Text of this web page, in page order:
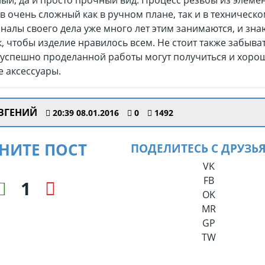
очень сложный как в ручном плане, так и в
своего дела уже много лет этим занимаются, и
чтобы изделие нравилось всем. Не стоит также
проделанной работы могут получиться и
20:39 08.01.2016 0 1492
ПОСТ
1
ПОДЕЛИТЕСЬ С
VK
FB
OK
MR
GP
TW